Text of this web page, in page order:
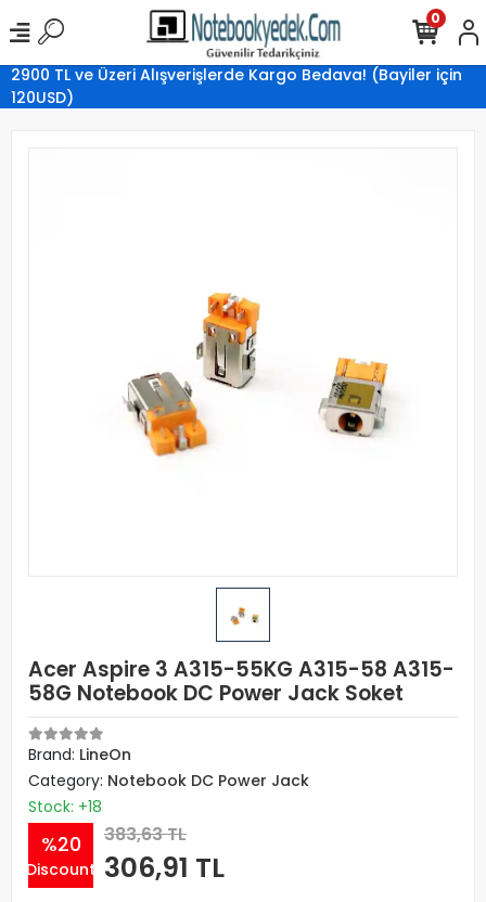
2900 TL ve Üzeri Alışverişlerde Kargo Bedava! (Bayiler için
120USD)
0
Acer Aspire 3 A315-55KG A315-58 A315-
58G Notebook DC Power Jack Soket
Brand: LineOn
Category: Notebook DC Power Jack
Stock: +18
%20
Discount
383,63 TL
306,91 TL